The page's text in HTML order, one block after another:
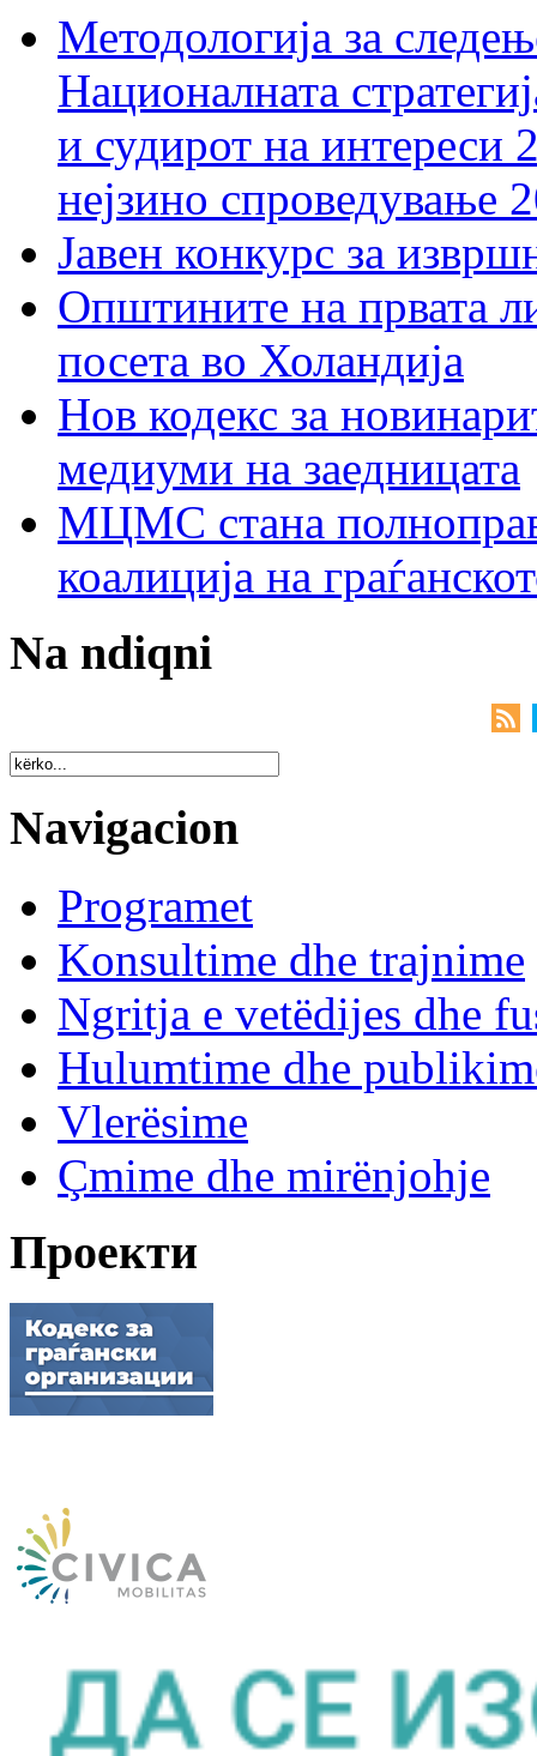
Методологија за
Националната
и судирот на интереси
нејзино спроведување
Јавен конкурс за
Општините на првата
посета во Холандија
Нов кодекс за
медиуми на заедницата
МЦМС стана
коалиција на
Na ndiqni
Navigacion
Programet
Konsultime dhe trajnime
Ngritja e vetëdijes dhe
Hulumtime dhe
Vlerësime
Çmime dhe mirënjohje
Проекти